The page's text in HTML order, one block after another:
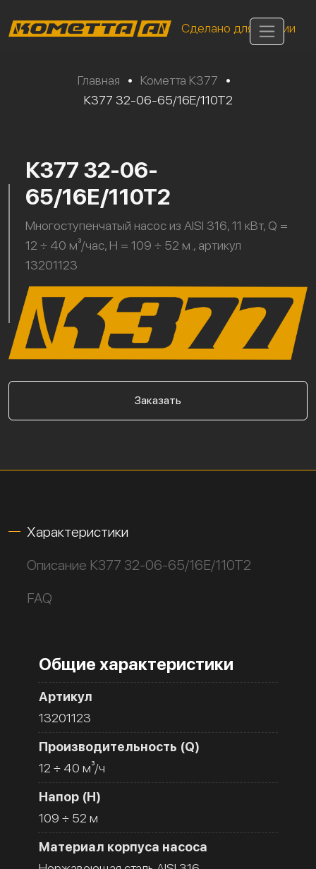
Сделано для России
Главная • Кометта К377
•
К377 32-06-65/16Е/110Т2
К377 32-06-
65/16Е/110Т2
Многоступенчатый насос из AISI 316, 11 кВт, Q =
12 ÷ 40 м³/час, H = 109 ÷ 52 м., артикул
13201123
Заказать
Характеристики
Описание К377 32-06-65/16Е/110Т2
FAQ
Общие характеристики
Артикул
13201123
Производительность (Q)
12 ÷ 40 м³/ч
Напор (H)
109 ÷ 52 м
Материал корпуса насоса